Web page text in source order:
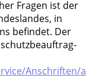
Fra­gen ist der
in
befin­det. Der
Anschriften/